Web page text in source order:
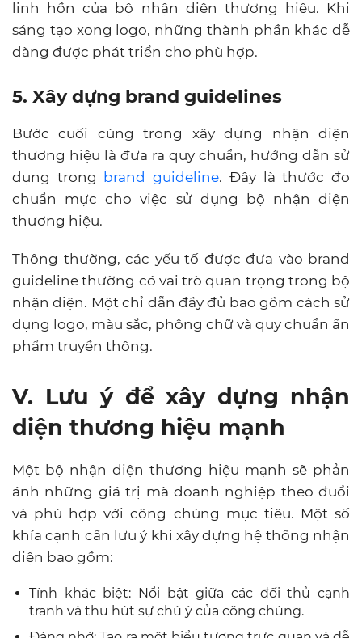
linh hồn của bộ nhận diện thương hiệu. Khi
sáng tạo xong logo, những thành phần khác dễ
dàng được phát triển cho phù hợp.
5. Xây dựng brand guidelines
Bước cuối cùng trong xây dựng nhận diện
thương hiệu là đưa ra quy chuẩn, hướng dẫn sử
dụng trong brand guideline. Đây là thước đo
chuẩn mực cho việc sử dụng bộ nhận diện
thương hiệu.
Thông thường, các yếu tố được đưa vào brand
guideline thường có vai trò quan trọng trong bộ
nhận diện. Một chỉ dẫn đầy đủ bao gồm cách sử
dụng logo, màu sắc, phông chữ và quy chuẩn ấn
phẩm truyền thông.
V. Lưu ý để xây dựng nhận
diện thương hiệu mạnh
Một bộ nhận diện thương hiệu mạnh sẽ phản
ánh những giá trị mà doanh nghiệp theo đuổi
và phù hợp với công chúng mục tiêu. Một số
khía cạnh cần lưu ý khi xây dựng hệ thống nhận
diện bao gồm:
Tính khác biệt: Nổi bật giữa các đối thủ cạnh
tranh và thu hút sự chú ý của công chúng.